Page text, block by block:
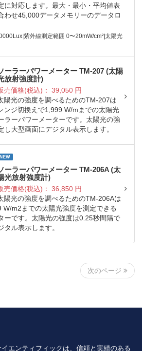
に対応します。最大・最小・平均値表
わせ45,000データメモリーのデータロ
紫外線測定範囲 0〜20mW/cm²|太陽光
ーラーパワーメーター TM-207 (太陽
放射強度計)
売価格(税込)： 39,050円
陽光の強度を調べるためのTM-207は
ンジ切換えで1,999 W/mまでの太陽光
ラーパワーメーターです。太陽光の強
し大型画面にデジタル表示します。
NEW
ーラーパワーメーター TM-206A (太
光放射強度計)
売価格(税込)： 36,850円
陽光の強度を調べるためのTM-206Aは
W/m2までの太陽光強度を測定できる
ーです。太陽光の強度は0.25秒間隔で
ル表示します。
次のページ
エンティフィックは、信頼と実績のある